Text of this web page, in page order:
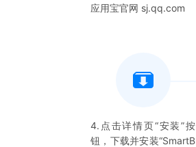
应用宝官网 sj.qq.com
4.点击详情页“安装”按
钮，下载并安装“SmartB